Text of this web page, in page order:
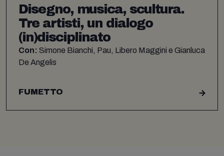
Disegno, musica, scultura.
Tre artisti, un dialogo
(in)disciplinato
Con: Simone Bianchi, Pau, Libero Maggini e Gianluca
De Angelis
FUMETTO